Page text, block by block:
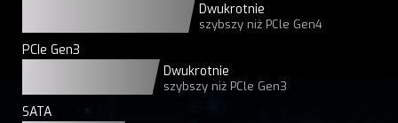
Dwukrotnie
szybszy niż PCle Gen4
PCIe Gen3
Dwukrotnie
szybszy niż PCle Gen3
SATA